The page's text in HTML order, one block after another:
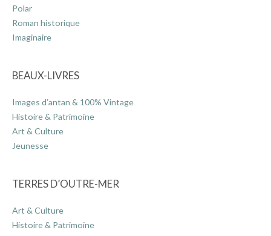
Polar
Roman historique
Imaginaire
BEAUX-LIVRES
Images d’antan & 100% Vintage
Histoire & Patrimoine
Art & Culture
Jeunesse
TERRES D’OUTRE-MER
Art & Culture
Histoire & Patrimoine